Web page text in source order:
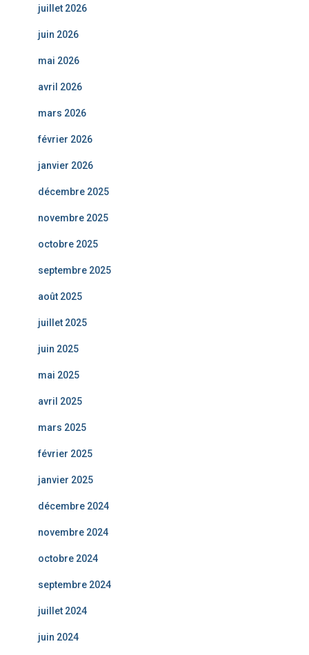
juillet 2026
juin 2026
mai 2026
avril 2026
mars 2026
février 2026
janvier 2026
décembre 2025
novembre 2025
octobre 2025
septembre 2025
août 2025
juillet 2025
juin 2025
mai 2025
avril 2025
mars 2025
février 2025
janvier 2025
décembre 2024
novembre 2024
octobre 2024
septembre 2024
juillet 2024
juin 2024